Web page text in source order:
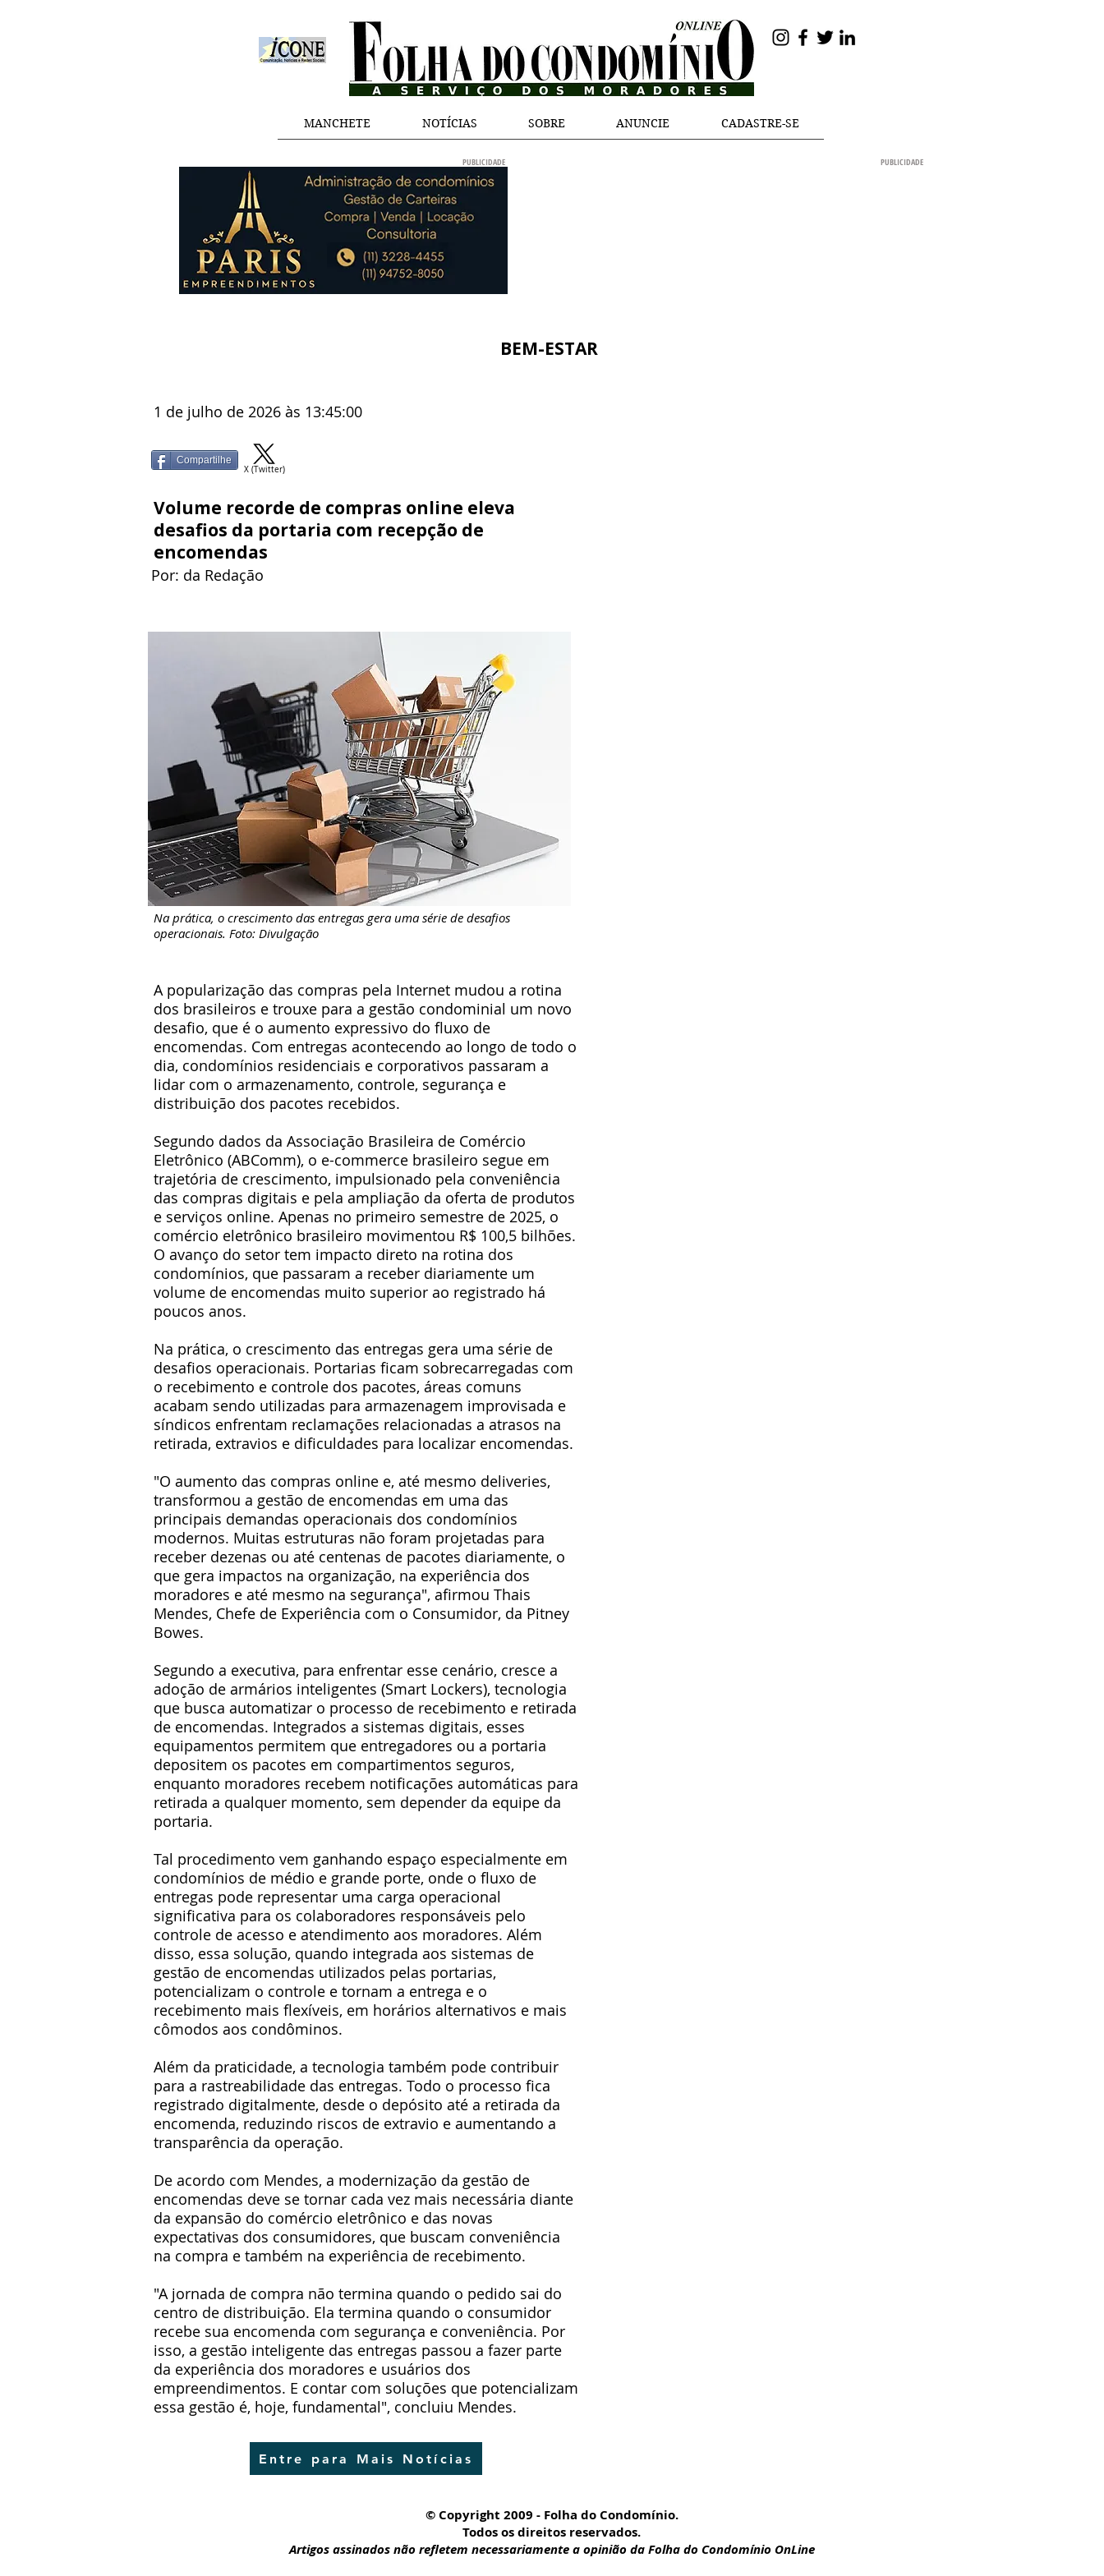
MANCHETE NOTÍCIAS SOBRE ANUNCIE CADASTRE-SE
PUBLICIDADE PUBLICIDADE
BEM-ESTAR
1 de julho de 2026 às 13:45:00
Compartilhe
X (Twitter)
Volume recorde de compras online eleva
desafios da portaria com recepção de
encomendas
Por: da Redação
Na prática, o crescimento das entregas gera uma série de desafios
operacionais. Foto: Divulgação
A popularização das compras pela Internet mudou a rotina
dos brasileiros e trouxe para a gestão condominial um novo
desafio, que é o aumento expressivo do fluxo de
encomendas. Com entregas acontecendo ao longo de todo o
dia, condomínios residenciais e corporativos passaram a
lidar com o armazenamento, controle, segurança e
distribuição dos pacotes recebidos.
Segundo dados da Associação Brasileira de Comércio
Eletrônico (ABComm), o e-commerce brasileiro segue em
trajetória de crescimento, impulsionado pela conveniência
das compras digitais e pela ampliação da oferta de produtos
e serviços online. Apenas no primeiro semestre de 2025, o
comércio eletrônico brasileiro movimentou R$ 100,5 bilhões.
O avanço do setor tem impacto direto na rotina dos
condomínios, que passaram a receber diariamente um
volume de encomendas muito superior ao registrado há
poucos anos.
Na prática, o crescimento das entregas gera uma série de
desafios operacionais. Portarias ficam sobrecarregadas com
o recebimento e controle dos pacotes, áreas comuns
acabam sendo utilizadas para armazenagem improvisada e
síndicos enfrentam reclamações relacionadas a atrasos na
retirada, extravios e dificuldades para localizar encomendas.
"O aumento das compras online e, até mesmo deliveries,
transformou a gestão de encomendas em uma das
principais demandas operacionais dos condomínios
modernos. Muitas estruturas não foram projetadas para
receber dezenas ou até centenas de pacotes diariamente, o
que gera impactos na organização, na experiência dos
moradores e até mesmo na segurança", afirmou Thais
Mendes, Chefe de Experiência com o Consumidor, da Pitney
Bowes.
Segundo a executiva, para enfrentar esse cenário, cresce a
adoção de armários inteligentes (Smart Lockers), tecnologia
que busca automatizar o processo de recebimento e retirada
de encomendas. Integrados a sistemas digitais, esses
equipamentos permitem que entregadores ou a portaria
depositem os pacotes em compartimentos seguros,
enquanto moradores recebem notificações automáticas para
retirada a qualquer momento, sem depender da equipe da
portaria.
Tal procedimento vem ganhando espaço especialmente em
condomínios de médio e grande porte, onde o fluxo de
entregas pode representar uma carga operacional
significativa para os colaboradores responsáveis pelo
controle de acesso e atendimento aos moradores. Além
disso, essa solução, quando integrada aos sistemas de
gestão de encomendas utilizados pelas portarias,
potencializam o controle e tornam a entrega e o
recebimento mais flexíveis, em horários alternativos e mais
cômodos aos condôminos.
Além da praticidade, a tecnologia também pode contribuir
para a rastreabilidade das entregas. Todo o processo fica
registrado digitalmente, desde o depósito até a retirada da
encomenda, reduzindo riscos de extravio e aumentando a
transparência da operação.
De acordo com Mendes, a modernização da gestão de
encomendas deve se tornar cada vez mais necessária diante
da expansão do comércio eletrônico e das novas
expectativas dos consumidores, que buscam conveniência
na compra e também na experiência de recebimento.
"A jornada de compra não termina quando o pedido sai do
centro de distribuição. Ela termina quando o consumidor
recebe sua encomenda com segurança e conveniência. Por
isso, a gestão inteligente das entregas passou a fazer parte
da experiência dos moradores e usuários dos
empreendimentos. E contar com soluções que potencializam
essa gestão é, hoje, fundamental", concluiu Mendes.
Entre para Mais Notícias
© Copyright 2009 - Folha do Condomínio.
Todos os direitos reservados.
Artigos assinados não refletem necessariamente a opinião da Folha do Condomínio OnLine